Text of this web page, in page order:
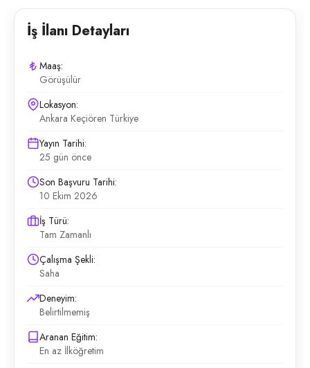
İş İlanı Detayları
Maaş:
Görüşülür
Lokasyon:
Ankara Keçiören Türkiye
Yayın Tarihi:
25 gün önce
Son Başvuru Tarihi:
10 Ekim 2026
İş Türü:
Tam Zamanlı
Çalışma Şekli:
Saha
Deneyim:
Belirtilmemiş
Aranan Eğitim:
En az İlköğretim